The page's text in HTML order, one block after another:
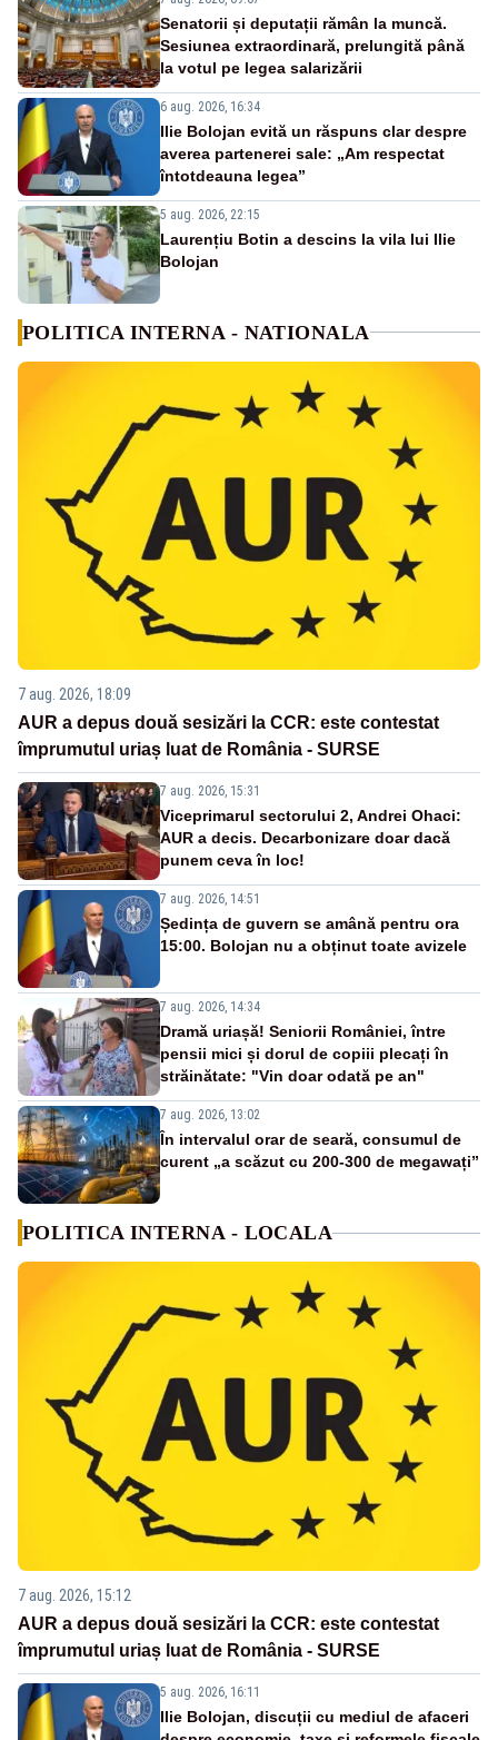
Senatorii și deputații rămân la muncă.
Sesiunea extraordinară, prelungită până
la votul pe legea salarizării
6 aug. 2026, 16:34
Ilie Bolojan evită un răspuns clar despre
averea partenerei sale: „Am respectat
întotdeauna legea”
5 aug. 2026, 22:15
Laurențiu Botin a descins la vila lui Ilie
Bolojan
POLITICA INTERNA - NATIONALA
7 aug. 2026, 18:09
AUR a depus două sesizări la CCR: este contestat
împrumutul uriaș luat de România - SURSE
7 aug. 2026, 15:31
Viceprimarul sectorului 2, Andrei Ohaci:
AUR a decis. Decarbonizare doar dacă
punem ceva în loc!
7 aug. 2026, 14:51
Ședința de guvern se amână pentru ora
15:00. Bolojan nu a obținut toate avizele
7 aug. 2026, 14:34
Dramă uriașă! Seniorii României, între
pensii mici și dorul de copiii plecați în
străinătate: "Vin doar odată pe an"
7 aug. 2026, 13:02
În intervalul orar de seară, consumul de
curent „a scăzut cu 200-300 de megawați”
POLITICA INTERNA - LOCALA
7 aug. 2026, 15:12
AUR a depus două sesizări la CCR: este contestat
împrumutul uriaș luat de România - SURSE
5 aug. 2026, 16:11
Ilie Bolojan, discuții cu mediul de afaceri